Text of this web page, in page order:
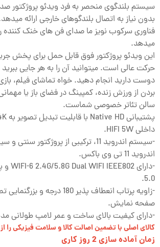
سیستم بلندگوی منحصر به فرد ویدئو پروژکتور
بدون نیاز به اتصال بلندگوهای خارجی ارائه
میدهد.
این ویدئو پروژکتور فوق قابل حمل برای پخش
حرکت عالی است. میتوانید آن را به هر جایی
دوست دارید انجام دهید. خواه تماشای فیلم،
بردن از ورزش زنده، کمپینگ در فضای باز یا
سالن تئاتر خصوصی شماست.
داخلی HIFI 5W.
-سیستم اندروید 11، ترکیبی از پروژکتور
اندروید 11 تی وی باکس.
5.0.
صفحه نمایش.
-دارای کیفیت بالای ساخت و عمر لامپ طولانی مدت 50000
کالای اصلی با تضمین اصالت کالا و سلامت فیزیکی را
زمان آماده سازی 2 روز کاری